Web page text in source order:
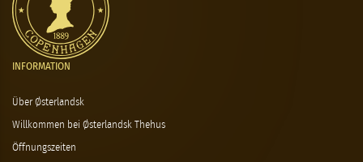
INFORMATION
Über Østerlandsk
Willkommen bei Østerlandsk Thehus
Öffnungszeiten